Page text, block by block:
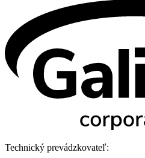
Technický prevádzkovateľ: